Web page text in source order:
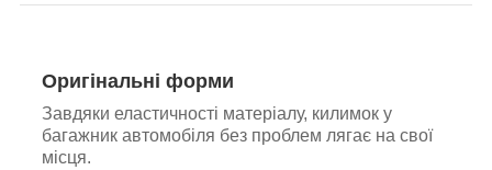
Оригінальні форми
Завдяки еластичності матеріалу, килимок у
багажник автомобіля без проблем лягає на свої
місця.